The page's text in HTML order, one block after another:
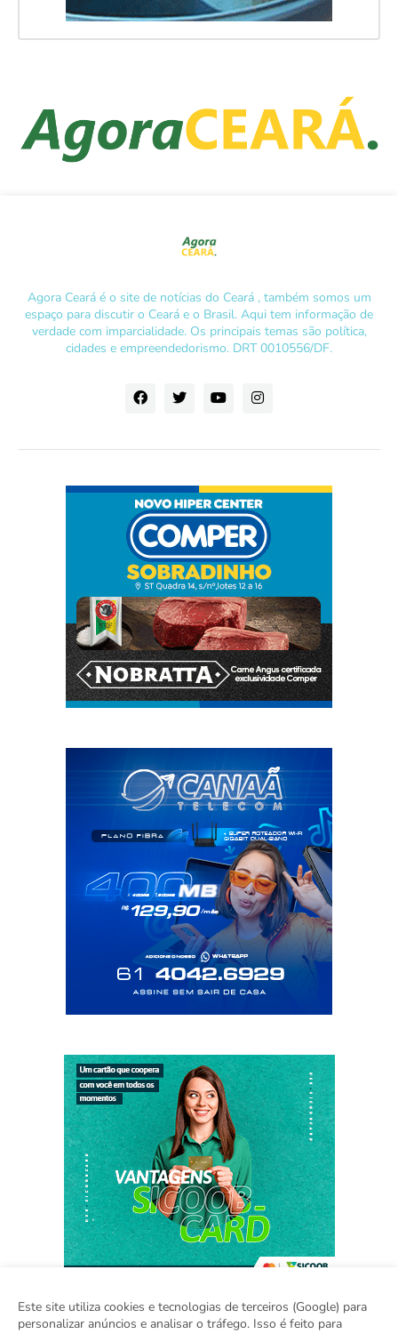
Agora Ceará é o site de notícias do Ceará , também somos um
espaço para discutir o Ceará e o Brasil. Aqui tem informação de
verdade com imparcialidade. Os principais temas são política,
cidades e empreendedorismo. DRT 0010556/DF.
Este site utiliza cookies e tecnologias de terceiros (Google) para
personalizar anúncios e analisar o tráfego. Isso é feito para